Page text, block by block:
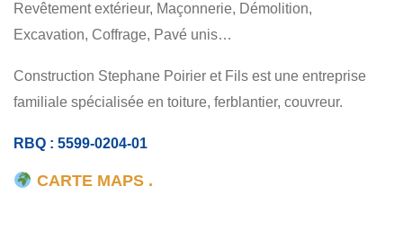
Revêtement extérieur, Maçonnerie, Démolition,
Excavation, Coffrage, Pavé unis…
Construction Stephane Poirier et Fils est une entreprise
familiale spécialisée en toiture, ferblantier, couvreur.
RBQ : 5599-0204-01
CARTE MAPS .